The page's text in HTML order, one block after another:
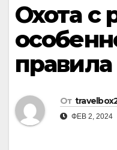
Охота с
правила
От
ФЕВ 2, 2024